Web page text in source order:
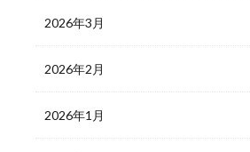
2026年3月
2026年2月
2026年1月